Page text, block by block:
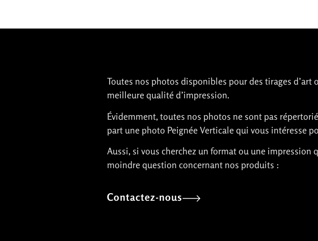
Toutes nos photos disponibles pour des tirages
meilleure qualité d’impression.
Évidemment, toutes nos photos ne sont pas
part une photo Peignée Verticale qui vous intéresse
Aussi, si vous cherchez un format ou une impression
moindre question concernant nos produits :
Contactez-nous